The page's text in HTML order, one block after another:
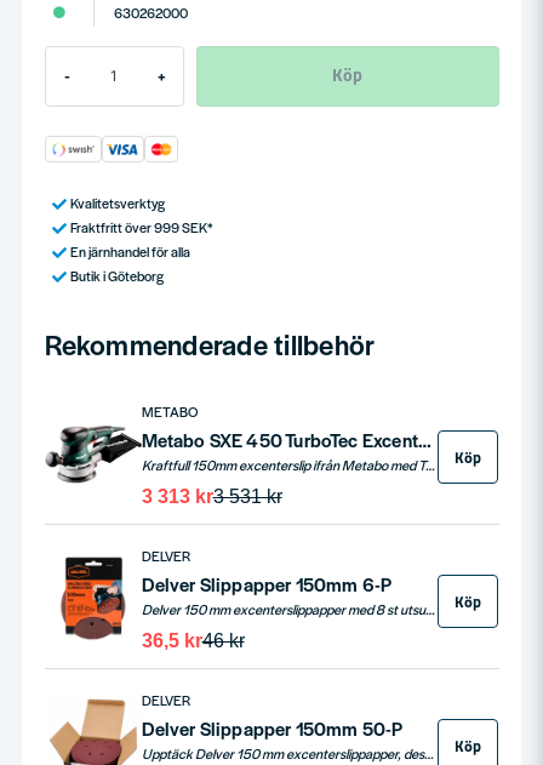
630262000
- + Köp
Kvalitetsverktyg
Fraktfritt över 999 SEK*
En järnhandel för alla
Butik i Göteborg
Rekommenderade tillbehör
METABO
Metabo SXE 450 TurboTec Excenterslip 150mm
Kraftfull 150mm excenterslip ifrån Metabo med TurboTec funktion för extra bra slipeffekt.
3 531 kr
3 313 kr
Köp
DELVER
Delver Slippapper 150mm 6-P
Delver 150 mm excenterslippapper med 8 st utsugshål för effektiv dammuppsugning. Slippappret sliper alla slags träslag, trä med färg, spånskivor, byggskivor samt metall.
46 kr
36,5 kr
Köp
DELVER
Delver Slippapper 150mm 50-P
Upptäck Delver 150 mm excenterslippapper, designat för effektiv slipning och optimal dammuppsugning med sina 6 utsugshål. Perfekt för slipning av en mängd olika material som alla träslag, målade träytor, spånskivor, byggskivor och metall. Med en kardborrekompatibel baksida, är detta slippapper lätt att fästa på kardborreplattor och passar de flesta excenterslipmaskiner från kända varumärken som DeWalt, Bosch, AEG och många fler. Varje förpackning innehåller 50 slippapper, vilket gör det till ett utmärkt värde för både proffs och hemmasnickare. Köp